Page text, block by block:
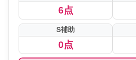
6点
S補助
0点